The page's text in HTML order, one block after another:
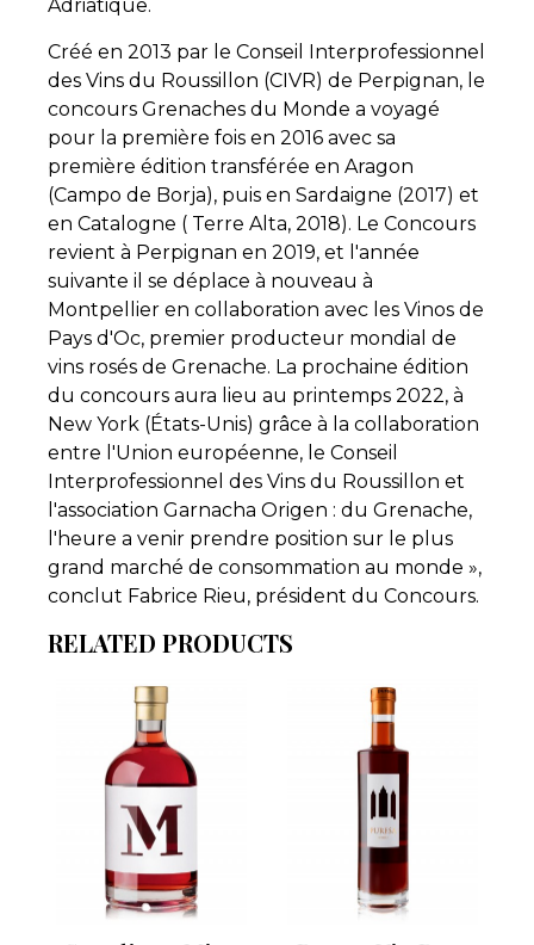
Adriatique.
Créé en 2013 par le Conseil Interprofessionnel
des Vins du Roussillon (CIVR) de Perpignan, le
concours Grenaches du Monde a voyagé
pour la première fois en 2016 avec sa
première édition transférée en Aragon
(Campo de Borja), puis en Sardaigne (2017) et
en Catalogne ( Terre Alta, 2018). Le Concours
revient à Perpignan en 2019, et l'année
suivante il se déplace à nouveau à
Montpellier en collaboration avec les Vinos de
Pays d'Oc, premier producteur mondial de
vins rosés de Grenache. La prochaine édition
du concours aura lieu au printemps 2022, à
New York (États-Unis) grâce à la collaboration
entre l'Union européenne, le Conseil
Interprofessionnel des Vins du Roussillon et
l'association Garnacha Origen : du Grenache,
l'heure a venir prendre position sur le plus
grand marché de consommation au monde »,
conclut Fabrice Rieu, président du Concours.
RELATED PRODUCTS